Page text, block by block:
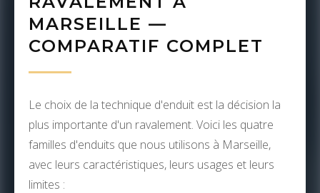
MARSEILLE —
COMPARATIF COMPLET
Le choix de la technique d'enduit est la décision la
plus importante d'un ravalement. Voici les quatre
familles d'enduits que nous utilisons à Marseille,
avec leurs caractéristiques, leurs usages et leurs
limites :